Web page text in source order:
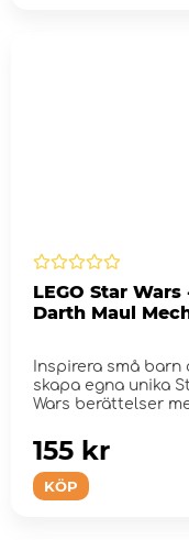
LEGO Star Wars
Darth Maul
Inspirera små barn
skapa egna unika
Wars berättelser
KÖP
155 kr